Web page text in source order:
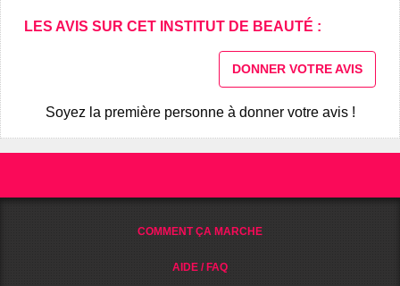
LES AVIS SUR CET INSTITUT DE BEAUTÉ :
DONNER VOTRE AVIS
Soyez la première personne à donner votre avis !
COMMENT ÇA MARCHE
AIDE / FAQ